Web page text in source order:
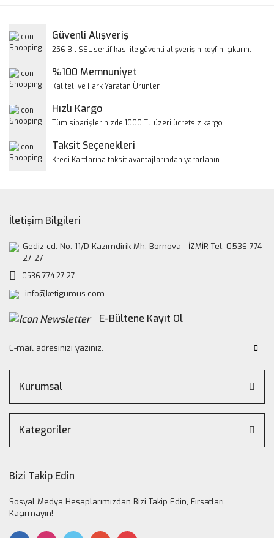
Yorum Yaz
Ürün resmi kalitesiz, bozuk veya görüntülenemiyor.
Ürün bilgilerinde hatalar bulunuyor.
Bu ürüne benzer farklı alternatifler olmalı.
Güvenli Alışveriş
256 Bit SSL sertifikası ile güvenli alışverişin keyfini çıkarın.
%100 Memnuniyet
Kaliteli ve Fark Yaratan Ürünler
Hızlı Kargo
Tüm siparişlerinizde 1000 TL üzeri ücretsiz kargo
Taksit Seçenekleri
Kredi Kartlarına taksit avantajlarından yararlanın.
İletişim Bilgileri
Gediz cd. No: 11/D Kazımdirik Mh. Bornova - İZMİR Tel: 0536 774
27 27
0536 774 27 27
info@ketigumus.com
E-Bültene Kayıt Ol
Kurumsal
Kategoriler
Bizi Takip Edin
Sosyal Medya Hesaplarımızdan Bizi Takip Edin, Fırsatları
Kaçırmayın!